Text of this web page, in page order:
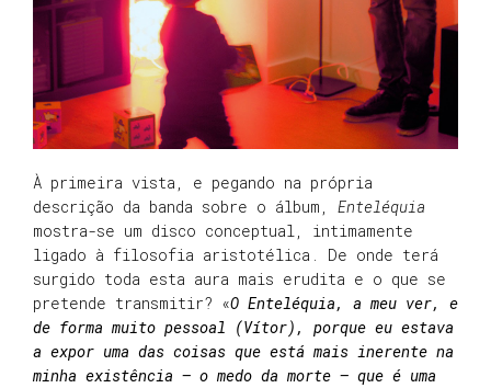
À primeira vista, e pegando na própria
descrição da banda sobre o álbum, Enteléquia
mostra-se um disco conceptual, intimamente
ligado à filosofia aristotélica. De onde terá
surgido toda esta aura mais erudita e o que se
pretende transmitir? «O Enteléquia, a meu ver, e
de forma muito pessoal (Vítor), porque eu estava
a expor uma das coisas que está mais inerente na
minha existência – o medo da morte – que é uma